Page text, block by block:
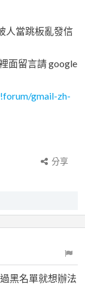
人當跳板亂發信
面留言請 google
gmail-zh-
分享
黑名單就想辦法